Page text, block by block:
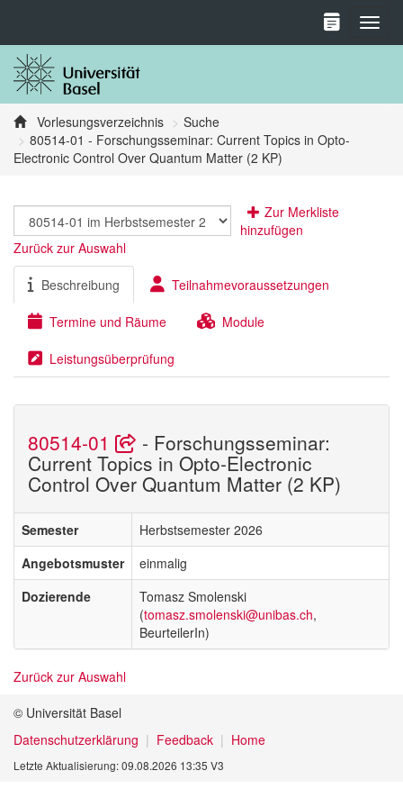
Vorlesungsverzeichnis
Suche
80514-01 - Forschungsseminar: Current Topics in Opto-
Electronic Control Over Quantum Matter (2 KP)
Zur Merkliste
hinzufügen
Zurück zur Auswahl
Beschreibung Teilnahmevoraussetzungen
Termine und Räume Module
Leistungsüberprüfung
80514-01 - Forschungsseminar:
Current Topics in Opto-Electronic
Control Over Quantum Matter (2 KP)
Semester
Herbstsemester 2026
Angebotsmuster
einmalig
Dozierende
Tomasz Smolenski
(tomasz.smolenski@unibas.ch,
BeurteilerIn)
Zurück zur Auswahl
© Universität Basel
Datenschutzerklärung
Feedback Home
Letzte Aktualisierung: 09.08.2026 13:35 V3